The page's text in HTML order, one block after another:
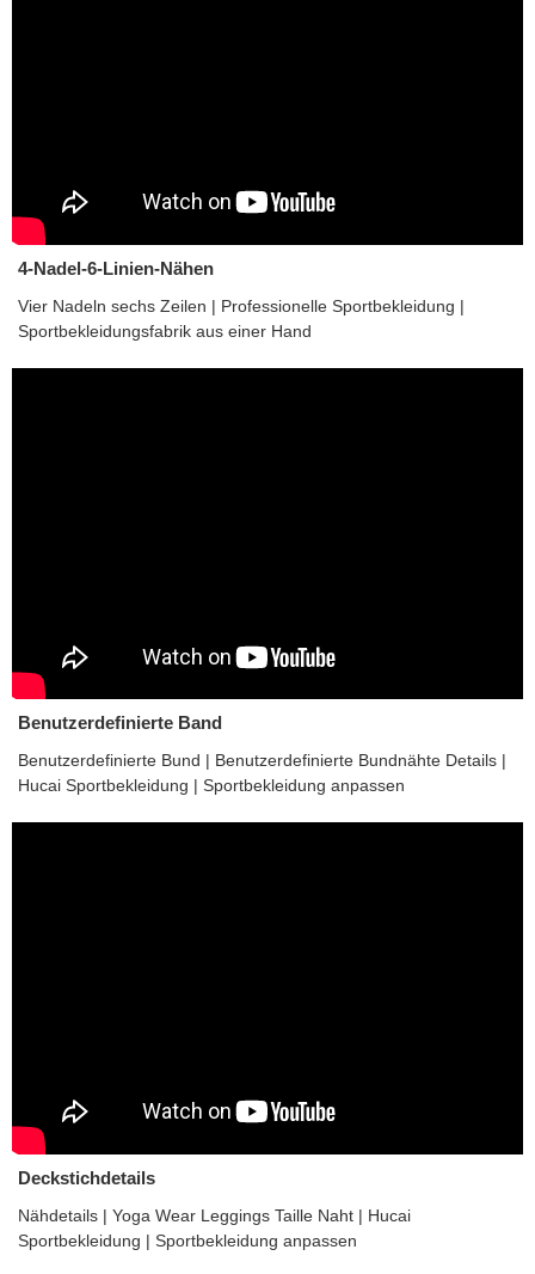
4-Nadel-6-Linien-Nähen
Vier Nadeln sechs Zeilen | Professionelle Sportbekleidung |
Sportbekleidungsfabrik aus einer Hand
Benutzerdefinierte Band
Benutzerdefinierte Bund | Benutzerdefinierte Bundnähte Details |
Hucai Sportbekleidung | Sportbekleidung anpassen
Deckstichdetails
Nähdetails | Yoga Wear Leggings Taille Naht | Hucai
Sportbekleidung | Sportbekleidung anpassen